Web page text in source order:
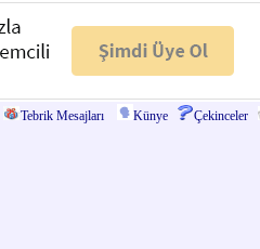
Tebrik Mesajları Künye Çekinceler